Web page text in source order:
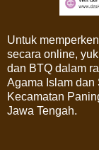
Untuk
secara online,
dan BTQ dalam
Agama Islam dan
Kecamatan
Jawa Tengah.